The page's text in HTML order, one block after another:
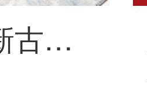
皇承（HC）現代新古典実木茶のいくつかの大きさの戸型客間家具